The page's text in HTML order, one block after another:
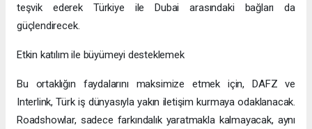
teşvik ederek Türkiye ile Dubai arasındaki bağları da
güçlendirecek.
Etkin katılım ile büyümeyi desteklemek
Bu ortaklığın faydalarını maksimize etmek için, DAFZ ve
Interlink, Türk iş dünyasıyla yakın iletişim kurmaya odaklanacak.
Roadshowlar, sadece farkındalık yaratmakla kalmayacak, aynı